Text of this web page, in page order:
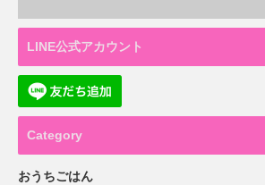
LINE公式アカウント
Category
おうちごはん